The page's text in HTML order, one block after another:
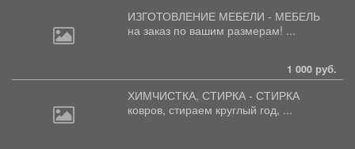
ИЗГОТОВЛЕНИЕ МЕБЕЛИ - МЕБЕЛЬ
на заказ по вашим размерам! ...
1 000 руб.
ХИМЧИСТКА, СТИРКА - СТИРКА
ковров, стираем круглый год, ...